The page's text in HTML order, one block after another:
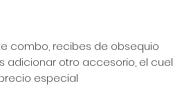
combo, recibes de obsequio
adicionar otro accesorio, el cuel
especial